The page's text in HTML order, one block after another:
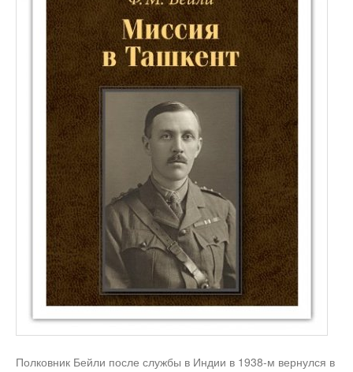
Полковник Бейли после службы в Индии в 1938-м вернулся в